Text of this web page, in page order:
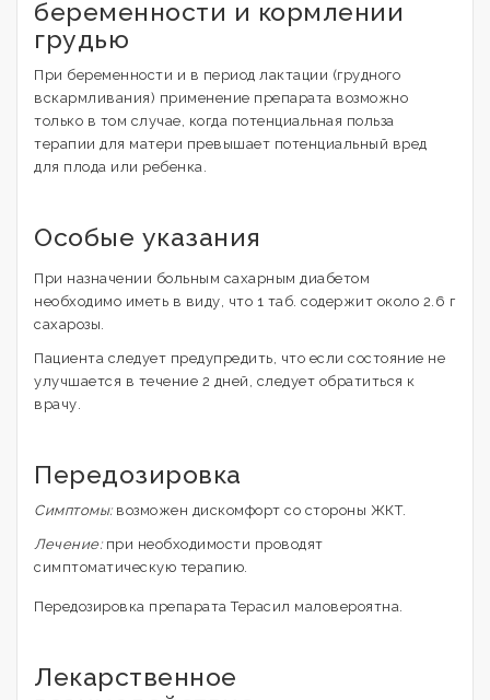
беременности и кормлении
грудью
При беременности и в период лактации (грудного
вскармливания) применение препарата возможно
только в том случае, когда потенциальная польза
терапии для матери превышает потенциальный вред
для плода или ребенка.
Особые указания
При назначении больным сахарным диабетом
необходимо иметь в виду, что 1 таб. содержит около 2.6 г
сахарозы.
Пациента следует предупредить, что если состояние не
улучшается в течение 2 дней, следует обратиться к
врачу.
Передозировка
Симптомы:возможен дискомфорт со стороны ЖКТ.
Лечение:при необходимости проводят
симптоматическую терапию.
Передозировка препарата Терасил маловероятна.
Лекарственное